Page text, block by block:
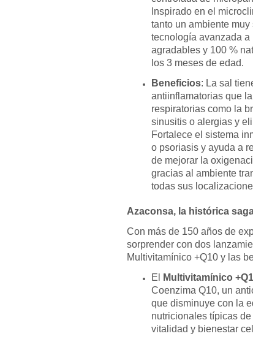
Inspirado en el
tanto un ambiente
tecnología avanzada
agradables y 100 %
los 3 meses de edad.
Beneficios: La sal
antiinflamatorias que
respiratorias como la
sinusitis o alergias y
Fortalece el sistema
o psoriasis y ayuda a
de mejorar la
gracias al ambiente
todas sus
Azaconsa, la histórica
Con más de 150 años de
sorprender con dos
Multivitamínico +Q10 y las
El
Multivitamínico
Coenzima Q10, un
que disminuye con la
nutricionales típicas
vitalidad y bienestar